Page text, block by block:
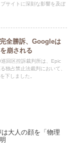
サイトに深刻な影響を及ぼ
全勝訴、Googleは
崩される
回区控訴裁判所は、Epic
独占禁止法裁判において、
下しました。
大人の顔を「物理